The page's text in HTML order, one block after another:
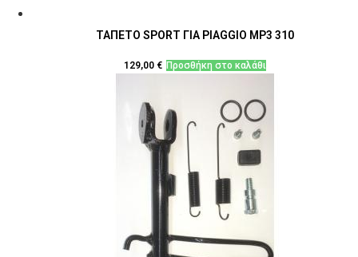
ΤΑΠΕΤΟ SPORT ΓΙΑ PIAGGIO MP3 310
129,00 € Προσθήκη στο καλάθι